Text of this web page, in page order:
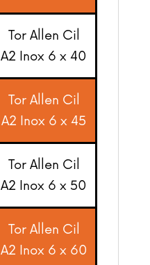
Tor Allen Cil
A2 Inox 6 x 40
Tor Allen Cil
A2 Inox 6 x 45
Tor Allen Cil
A2 Inox 6 x 50
Tor Allen Cil
A2 Inox 6 x 60